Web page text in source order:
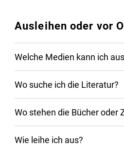
Bitte befolgen Sie die
Zentralbibliothek
Per E-Mail
ausleihe@ub.uni-
Ausleihen oder vor
Welche Medien kann ich
Wo suche ich die Literatur?
Wo stehen die Bücher oder
Wie leihe ich aus?